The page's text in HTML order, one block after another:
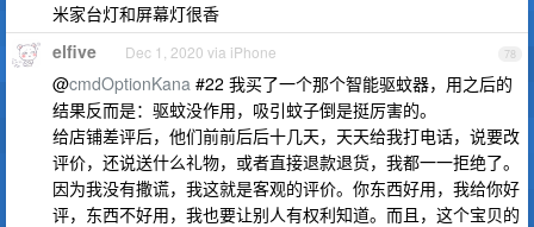
米家台灯和屏幕灯很香
78
elfive Dec 1, 2020 via iPhone
@cmdOptionKana #22 我买了一个那个智能驱蚊器，用之后的
结果反而是：驱蚊没作用，吸引蚊子倒是挺厉害的。
给店铺差评后，他们前前后后十几天，天天给我打电话，说要改
评价，还说送什么礼物，或者直接退款退货，我都一一拒绝了。
因为我没有撒谎，我这就是客观的评价。你东西好用，我给你好
评，东西不好用，我也要让别人有权利知道。而且，这个宝贝的